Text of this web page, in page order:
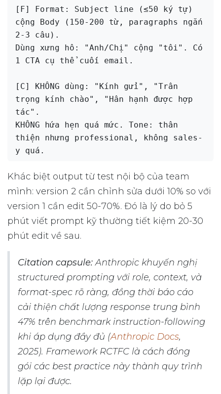
[F] Format: Subject line (≤50 ký tự)
cộng Body (150-200 từ, paragraphs ngắn
2-3 câu).
Dùng xưng hô: "Anh/Chị" cộng "tôi". Có
1 CTA cụ thể cuối email.
[C] KHÔNG dùng: "Kính gửi", "Trân
trọng kính chào", "Hân hạnh được hợp
tác".
KHÔNG hứa hẹn quá mức. Tone: thân
thiện nhưng professional, không sales-
Khác biệt output từ test nội bộ của team
mình: version 2 cần chỉnh sửa dưới 10% so với
version 1 cần edit 50-70%. Đó là lý do bỏ 5
phút viết prompt kỹ thường tiết kiệm 20-30
phút edit về sau.
Citation capsule:Anthropic khuyến nghị
structured prompting với role, context, và
format-spec rõ ràng, đồng thời báo cáo
cải thiện chất lượng response trung bình
47% trên benchmark instruction-following
khi áp dụng đầy đủ (Anthropic Docs,
2025). Framework RCTFC là cách đóng
gói các best practice này thành quy trình
lặp lại được.